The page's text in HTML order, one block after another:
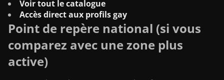
Voir tout le catalogue
Accès direct aux profils gay
Point de repère national (si vous
comparez avec une zone plus
active)